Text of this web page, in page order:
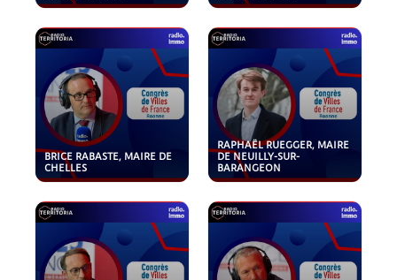
BRICE RABASTE, MAIRE DE
CHELLES
RAPHAËL RUEGGER, MAIRE
DE NEUILLY-SUR-
BARANGEON